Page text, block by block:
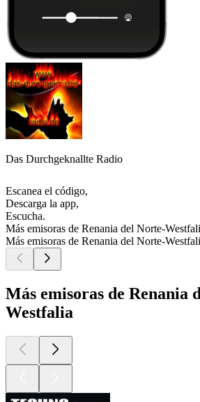
Das Durchgeknallte Radio
Escanea el código,
Descarga la app,
Escucha.
Más emisoras de Renania del Norte-
Más emisoras de Renania del Norte-
Más emisoras de Renania
Westfalia